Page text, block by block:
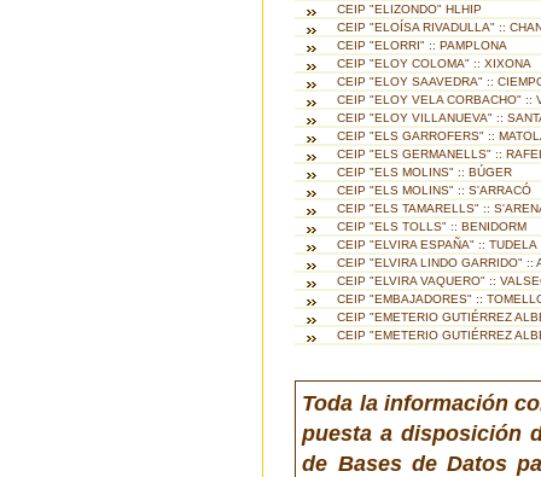
CEIP "ELIZONDO" HLHIP
CEIP "ELOÍSA RIVADULLA" ::
CEIP "ELORRI" :: PAMPLONA
CEIP "ELOY COLOMA" :: XIXONA
CEIP "ELOY SAAVEDRA" ::
CEIP "ELOY VELA CORBACHO" ::
CEIP "ELOY VILLANUEVA" ::
CEIP "ELS GARROFERS" ::
CEIP "ELS GERMANELLS" ::
CEIP "ELS MOLINS" :: BÚGER
CEIP "ELS MOLINS" :: S'ARRACÓ
CEIP "ELS TAMARELLS" ::
CEIP "ELS TOLLS" :: BENIDORM
CEIP "ELVIRA ESPAÑA" :: TUDELA
CEIP "ELVIRA LINDO GARRIDO" ::
CEIP "ELVIRA VAQUERO" ::
CEIP "EMBAJADORES" ::
CEIP "EMETERIO GUTIÉRREZ
CEIP "EMETERIO GUTIÉRREZ
Toda la información
puesta a disposición
de Bases de Datos